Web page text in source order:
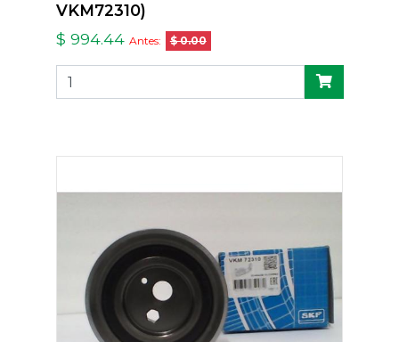
VKM72310)
$ 994.44 Antes: $ 0.00